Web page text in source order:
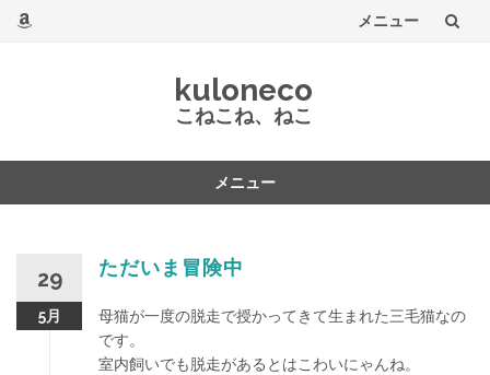
メニュー
kuloneco
こねこね、ねこ
メニュー
29
5月
ただいま冒険中
母猫が一度の脱走で授かってきて生まれた三毛猫なの
です。
室内飼いでも脱走があるとはこわいにゃんね。